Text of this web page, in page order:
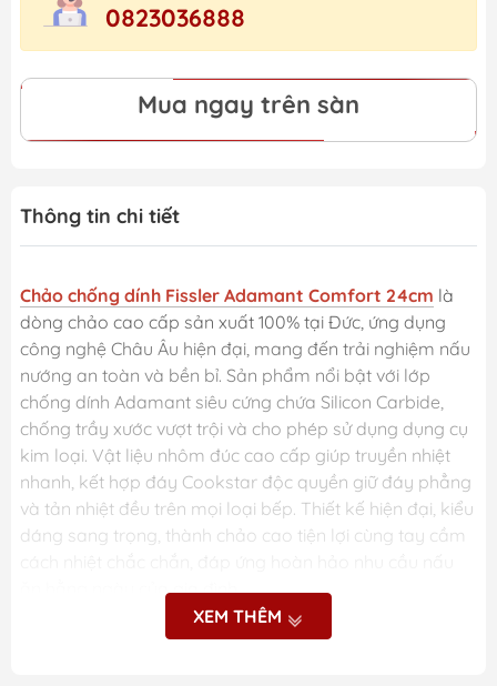
0823036888
Mua ngay trên sàn
Thông tin chi tiết
Chảo chống dính Fissler Adamant Comfort 24cm là
dòng chảo cao cấp sản xuất 100% tại Đức, ứng dụng
công nghệ Châu Âu hiện đại, mang đến trải nghiệm nấu
nướng an toàn và bền bỉ. Sản phẩm nổi bật với lớp
chống dính Adamant siêu cứng chứa Silicon Carbide,
chống trầy xước vượt trội và cho phép sử dụng dụng cụ
kim loại. Vật liệu nhôm đúc cao cấp giúp truyền nhiệt
nhanh, kết hợp đáy Cookstar độc quyền giữ đáy phẳng
và tản nhiệt đều trên mọi loại bếp. Thiết kế hiện đại, kiểu
dáng sang trọng, thành chảo cao tiện lợi cùng tay cầm
ăn hằng ngày của gia đình.
XEM THÊM